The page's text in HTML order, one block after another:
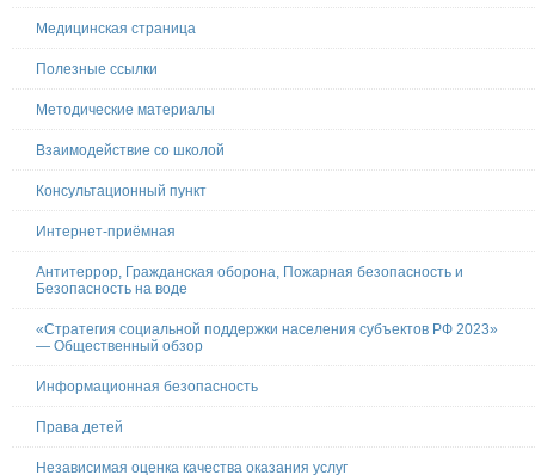
Медицинская страница
Полезные ссылки
Методические материалы
Взаимодействие со школой
Консультационный пункт
Интернет-приёмная
Антитеррор, Гражданская оборона, Пожарная безопасность и
Безопасность на воде
«Стратегия социальной поддержки населения субъектов РФ 2023»
— Общественный обзор
Информационная безопасность
Права детей
Независимая оценка качества оказания услуг